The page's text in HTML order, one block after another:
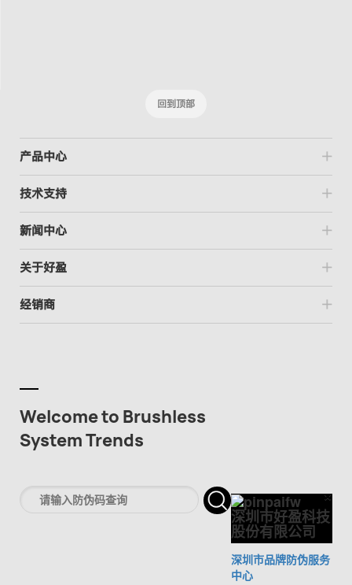
回到顶部
产品中心
技术支持
新闻中心
关于好盈
经销商
Welcome to Brushless
System Trends
×
深圳市好盈科技
股份有限公司
深圳市品牌防伪服务
中心